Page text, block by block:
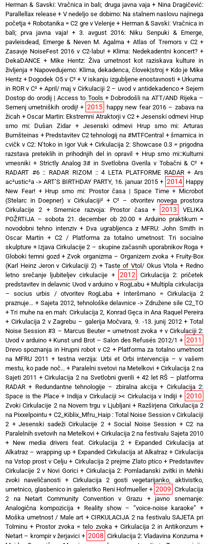
Herman & Savski: Vračnica in bali; druga javna vaja + Nina Dragičević:
Parallellax release+ V nedeljo se dobimo: Na stalnem naslovu najinega
početja + Robotanika = C2 gre v Velenje + Herman & Savski: Vračnica in
bali; prva javna vaja!+ 3. avgust 2016: Niku Senpuki & Emerge,
pavleisdead, Emerge & Neven M. Agalma+ Atlas of Tremors v C2+
Zasavje NoiseFest 2016 v C2-labu! + Klima: Nedekadentni koncert? +
DekaDANCE + Mike Hentz: Živa umetnost kot raziskava kulture in
življenja + Napovedujemo: Klima, dekadenca, človek|stroj+ Kdo je Mike
Hentz + Dogodek O5 v C²+ V iskanju izgubljene enostavnosti + Urkuma
in ROR v C² + April/ maj v Cirkulaciji 2 – uvod v antidekadenco+Sejem
Dostop do orodij | Access to Tools + Dobrodošli na ATT/AND Rijeka –
Semenj umetniških orodij!+ 2015
happy new fear 2016 – zabava na
žicah +Oscar Martin: Ekstremni Atraktorji v C2+ Jesenski odmevi Hrup
smo mi: Dušan Zidar+ Jesenski odmevi Hrup smo mi: Arturas
Bumšteinas + Predstavitev C2 tehnologij na #MTFCentral +šmarnica in
cvičk v C2: N’toko in Igor Vuk +Cirkulacija 2: Showcase 0.3 = prigodna
razstava preteklih in prihodnjih del in opravil + Hrup smo mi::Kulturni
vmesniki + Strictly Analog 3# in Svetlobna Gverila v Tobačni & C² +
RADART #6 :: RADAR RIZOM :: 4 LETA PLATFORME RADAR+Ars
ac²ustic²a -> ART’S BIRTHDAY PARTY, 16. januar 2015 + 2014 Happy
New Fear!+ Hrup smo mi: Prostor časa | Space Time+ Microbot
(Stelarc in Doepner) v Cirkulaciji²+C² – otvoritev novega prostora
Cirkulacije 2+Smernice razvoja: Prostor časa+ 2013
VELIKA
POŽRTIJA – sobota 21. december ob 20.00 + Arduino praktikum =
novodobni tehno intenziv+ Dva ugrabljenca z MFRU: John Smith in
Oscar Martin + C2 / Platforma za totalno umetnost: Tri socialne
skulpture + Izjava Cirkulacije 2 – skupine začasnih uporabnikov Roga +
Globoki temni gozd +Zvok organizma – Organizem zvoka + Fruity-Box
(Karl Heinz Jeron v Cirkulaciji 2) +Taste of Vtol/ Okus Vtola + Redno
letno srečanje ljubiteljev cirkulacije + 2012
Cirkulacija 2: pričetek
predstavitev in delavnic Uvod v arduino v RogLabu+ Multipla cirkulacija
– socius urbis / otvoritev RogLaba + Interšmano = Cirkulacija 2
praznuje… + Sajeta 2012, tehnološke delavnice -> Združene sile C2_TO
+Tri muhe na en mah: Cirkulacija 2, Konrad Gęca in Ana Raquel Pereira
+ Cirkulacija 2 v Zagrebu – galerija Močvara, 9. -13. junij 2012+Total
Noise Session #3 – Marcus Beuter = umetnost zvoka + v Cirkulaciji 2:
Uvod v arduino+ Kunst und Brot – Salon des Refusés 2012/1 + 2011
Drevo spoznanja in Hrupni robot v C2 + Platforma za totalno umetnost
na MFRU 2011 +testna verzija: Urbi et Orbi intervencija – v vašem
mestu, ko pade noč… + Paralelni svetovi na Metelkovi + Cirkulacija 2 na
Sajeti 2011 +Cirkulacija 2 na Svetlobni gverili +42 let RŠ – platforma
RADAR + Redundantne tehnologije – zbiralna akcija + Cirkulacija 2:
Space is the Place+ Indija v Cirkulaciji >< Cirkulacija v Indiji+ 2010
Zvoki Cirkulacije 2 na Novem trgu v Ljubljani+ Razširjena Cirkulacija 2
na Pixxelpointu + C2_Kiblix_Mfru_Haip : Total Noise Session v Cirkulaciji
2 +Jesenski sadeži Cirkulacije 2+Social Noise Session +C2 na
Paralelnih svetovih na Metelkovi+ Cirkulacija 2 na festivalu Sajeta 2010
+ New media drivers feat. Cirkulacija 2 + Expanded Cirkulacija at
Alkatraz – wrapping up + Expanded Cirkulacija at Alkatraz + Cirkulacija
na Vstop prost v Celju + Cirkulacija 2 prejme Zlato ptico+ Predstavitev
Cirkulacije 2 v Novi Gorici+ Cirkulacija 2: Pomladanski zvitki in Mehki
zvoki naveličanosti + Cirkulacija 2 gosti vegetarijanko, aktivistko,
umetnico, glasbenico in galeristko Reni Hofmueller+ 2009 Cirkulacija
2 na Netart Community Convention v Grazu + javno snemanje:
Analogična kompozicija+ Reality show – “voice-noise karaoke” +
Moška umetnost / Male art +CIRKULACIJA 2 na festivalu SAJETA pri
Tolminu + Prostor zvoka = telo zvoka+ Cirkulacija 2 in Antikonzum+
Netart – krompir v žerjavici + 2008 Cirkulacija 2: Vladavina Konzuma+